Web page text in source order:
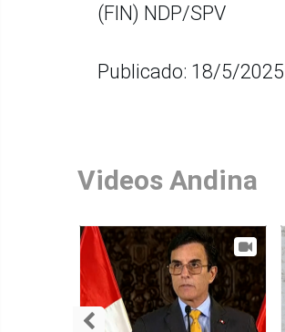
(FIN) NDP/SPV
Publicado: 18/5/2025
Videos Andina